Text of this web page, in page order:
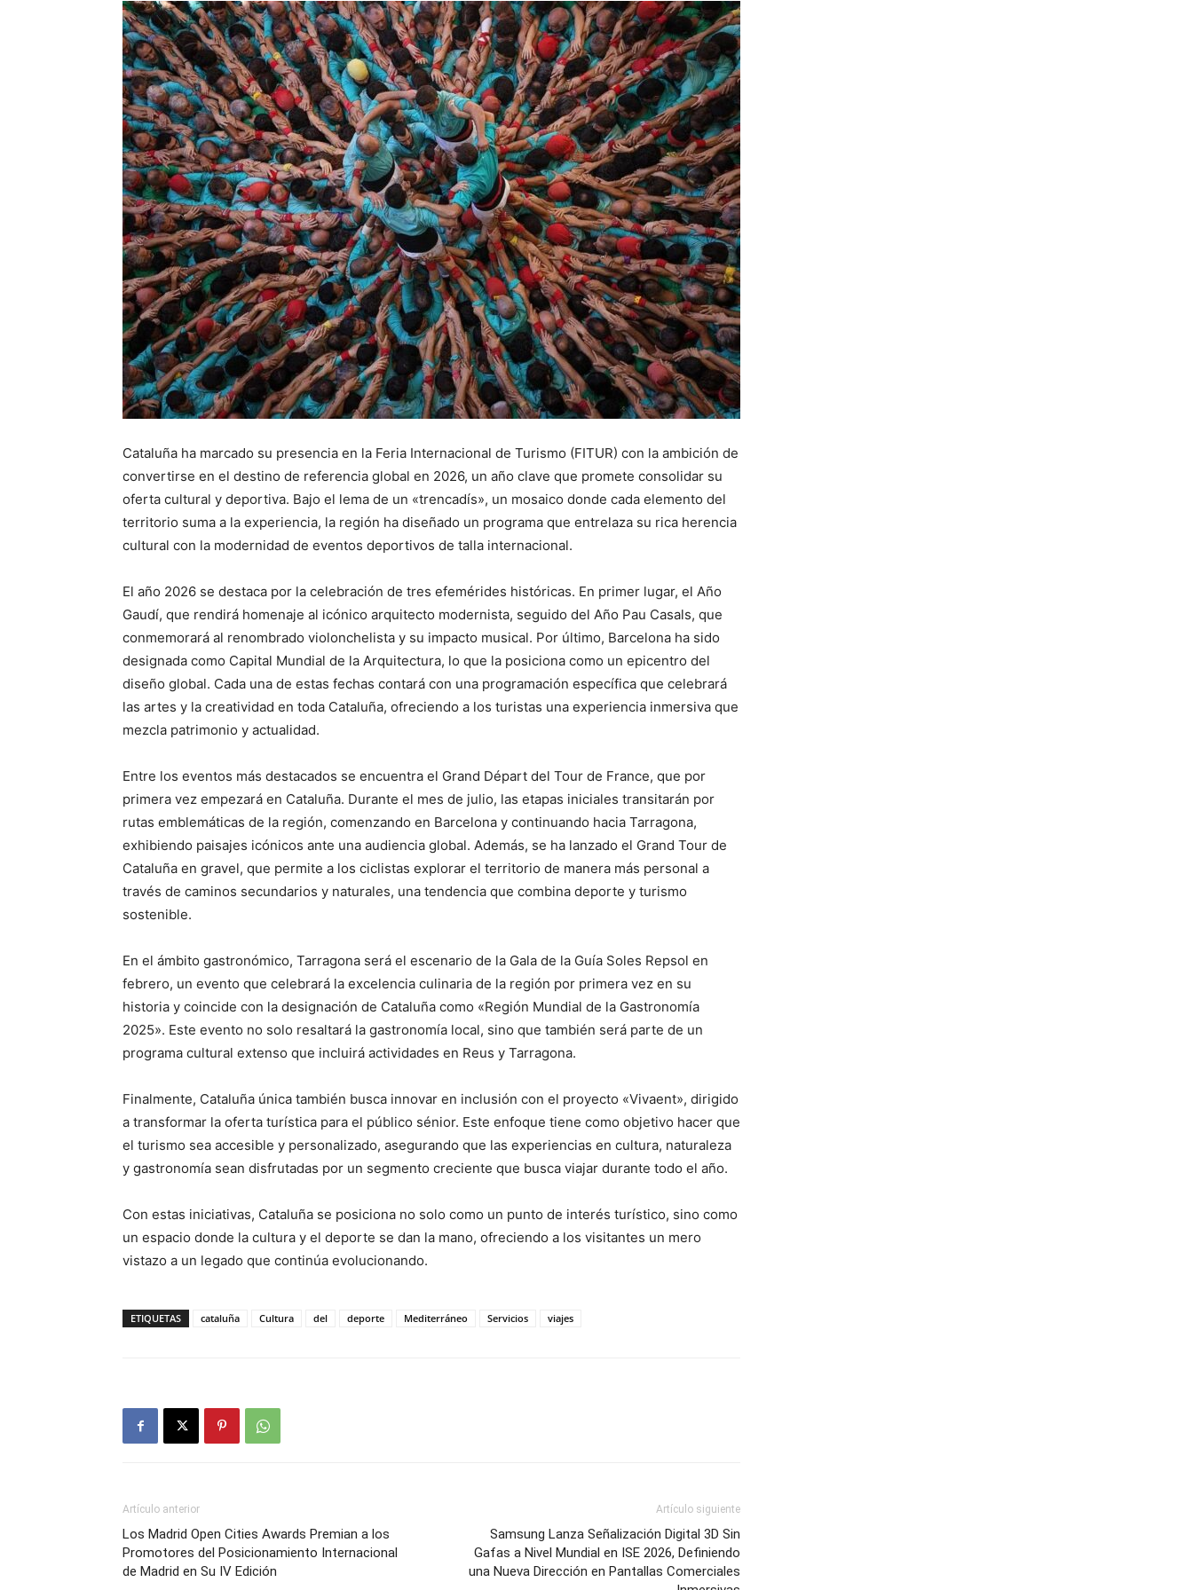
Cataluña ha marcado su presencia en la Feria Internacional de Turismo (FITUR) con la ambición de
convertirse en el destino de referencia global en 2026, un año clave que promete consolidar su
oferta cultural y deportiva. Bajo el lema de un «trencadís», un mosaico donde cada elemento del
territorio suma a la experiencia, la región ha diseñado un programa que entrelaza su rica herencia
cultural con la modernidad de eventos deportivos de talla internacional.
El año 2026 se destaca por la celebración de tres efemérides históricas. En primer lugar, el Año
Gaudí, que rendirá homenaje al icónico arquitecto modernista, seguido del Año Pau Casals, que
conmemorará al renombrado violonchelista y su impacto musical. Por último, Barcelona ha sido
designada como Capital Mundial de la Arquitectura, lo que la posiciona como un epicentro del
diseño global. Cada una de estas fechas contará con una programación específica que celebrará
las artes y la creatividad en toda Cataluña, ofreciendo a los turistas una experiencia inmersiva que
mezcla patrimonio y actualidad.
Entre los eventos más destacados se encuentra el Grand Départ del Tour de France, que por
primera vez empezará en Cataluña. Durante el mes de julio, las etapas iniciales transitarán por
rutas emblemáticas de la región, comenzando en Barcelona y continuando hacia Tarragona,
exhibiendo paisajes icónicos ante una audiencia global. Además, se ha lanzado el Grand Tour de
Cataluña en gravel, que permite a los ciclistas explorar el territorio de manera más personal a
través de caminos secundarios y naturales, una tendencia que combina deporte y turismo
sostenible.
En el ámbito gastronómico, Tarragona será el escenario de la Gala de la Guía Soles Repsol en
febrero, un evento que celebrará la excelencia culinaria de la región por primera vez en su
historia y coincide con la designación de Cataluña como «Región Mundial de la Gastronomía
2025». Este evento no solo resaltará la gastronomía local, sino que también será parte de un
programa cultural extenso que incluirá actividades en Reus y Tarragona.
Finalmente, Cataluña única también busca innovar en inclusión con el proyecto «Vivaent», dirigido
a transformar la oferta turística para el público sénior. Este enfoque tiene como objetivo hacer que
el turismo sea accesible y personalizado, asegurando que las experiencias en cultura, naturaleza
y gastronomía sean disfrutadas por un segmento creciente que busca viajar durante todo el año.
Con estas iniciativas, Cataluña se posiciona no solo como un punto de interés turístico, sino como
un espacio donde la cultura y el deporte se dan la mano, ofreciendo a los visitantes un mero
vistazo a un legado que continúa evolucionando.
ETIQUETAS cataluña Cultura del deporte Mediterráneo Servicios viajes
Artículo anterior
Los Madrid Open Cities Awards Premian a los
Promotores del Posicionamiento Internacional
de Madrid en Su IV Edición
Artículo siguiente
Samsung Lanza Señalización Digital 3D Sin
Gafas a Nivel Mundial en ISE 2026, Definiendo
una Nueva Dirección en Pantallas Comerciales